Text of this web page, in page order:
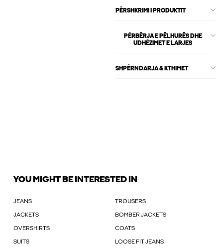
PËRSHKRIMI I PRODUKTIT
PËRBËRJA E PËLHURËS DHE
UDHËZIMET E LARJES
SHPËRNDARJA & KTHIMET
YOU MIGHT BE INTERESTED IN
JEANS TROUSERS
JACKETS BOMBER JACKETS
OVERSHIRTS COATS
SUITS LOOSE FIT JEANS